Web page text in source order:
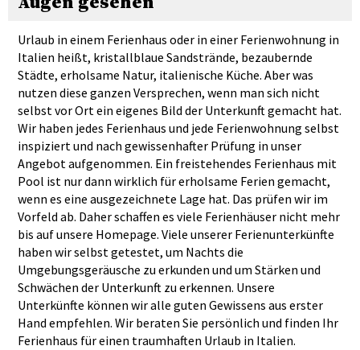
Urlaub in einem Ferienhaus oder in einer Ferienwohnung in
Italien heißt, kristallblaue Sandstrände, bezaubernde
Städte, erholsame Natur, italienische Küche. Aber was
nutzen diese ganzen Versprechen, wenn man sich nicht
selbst vor Ort ein eigenes Bild der Unterkunft gemacht hat.
Wir haben jedes Ferienhaus und jede Ferienwohnung selbst
inspiziert und nach gewissenhafter Prüfung in unser
Angebot aufgenommen. Ein freistehendes Ferienhaus mit
Pool ist nur dann wirklich für erholsame Ferien gemacht,
wenn es eine ausgezeichnete Lage hat. Das prüfen wir im
Vorfeld ab. Daher schaffen es viele Ferienhäuser nicht mehr
bis auf unsere Homepage. Viele unserer Ferienunterkünfte
haben wir selbst getestet, um Nachts die
Umgebungsgeräusche zu erkunden und um Stärken und
Schwächen der Unterkunft zu erkennen. Unsere
Unterkünfte können wir alle guten Gewissens aus erster
Hand empfehlen. Wir beraten Sie persönlich und finden Ihr
Ferienhaus für einen traumhaften Urlaub in Italien.